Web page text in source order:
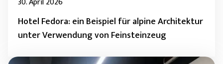
Hotel Fedora: ein Beispiel für alpine Architektur
unter Verwendung von Feinsteinzeug